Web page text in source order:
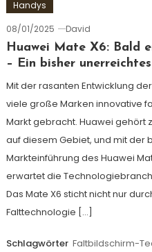
Handys
08/01/2025
David
Huawei Mate X6: Bald
– Ein bisher
Mit der rasanten Entwicklung
viele große Marken innovative
Markt gebracht. Huawei gehört
auf diesem Gebiet, und mit der
Markteinführung des Huawei
erwartet die
Das Mate X6 sticht nicht nur
Falttechnologie […]
Schlagwörter Faltbildschirm-